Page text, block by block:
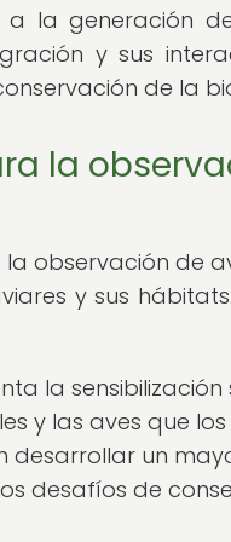
a la generación
y sus
de la
la
observación de
y sus
la sensibilización
y las aves que los
desarrollar un
desafíos de